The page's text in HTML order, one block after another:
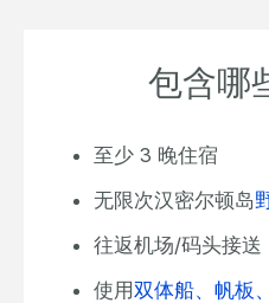
包含哪
至少 3 晚住宿
无限次汉密尔顿岛
往返机场/码头接送
使用双体船、帆板